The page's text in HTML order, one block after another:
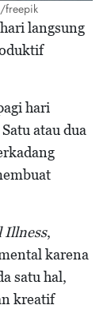
freepik
langsung
hari
atau dua
Illness,
karena
satu hal,
kreatif